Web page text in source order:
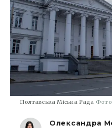
Полтавська Міська Рада
Олександра